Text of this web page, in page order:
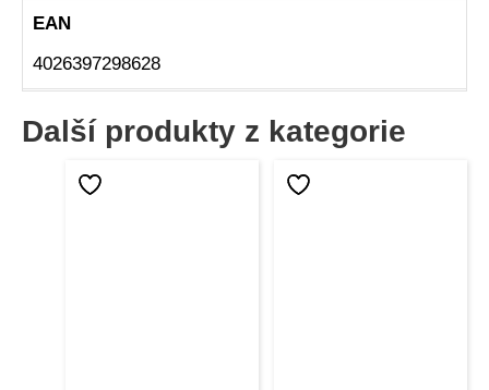
EAN
4026397298628
Další produkty z kategorie